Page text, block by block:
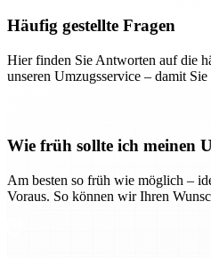
Häufig gestellte Fragen
Hier finden Sie Antworten auf die
unseren Umzugsservice – damit
Wie früh sollte ich meinen
Am besten so früh wie möglich –
Voraus. So können wir Ihren